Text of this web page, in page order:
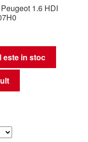
1.6 HDI
in stoc